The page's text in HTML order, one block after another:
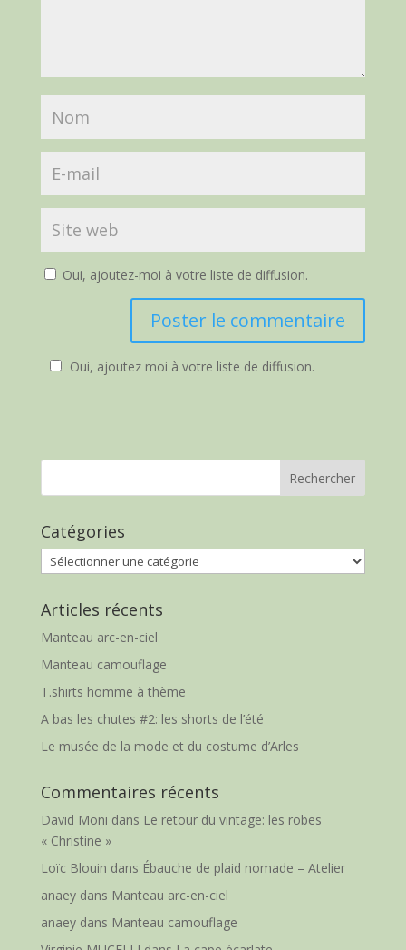
Oui, ajoutez-moi à votre liste de diffusion.
Oui, ajoutez moi à votre liste de diffusion.
Catégories
Catégories
Articles récents
Manteau arc-en-ciel
Manteau camouflage
T.shirts homme à thème
A bas les chutes #2: les shorts de l’été
Le musée de la mode et du costume d’Arles
Commentaires récents
David Moni dans Le retour du vintage: les robes
« Christine »
Loïc Blouin dans Ébauche de plaid nomade – Atelier
anaeydans Manteau arc-en-ciel
anaeydans Manteau camouflage